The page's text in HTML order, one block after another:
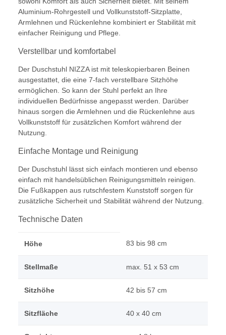
Aluminium-Rohrgestell und Vollkunststoff-Sitzplatte,
Armlehnen und Rückenlehne kombiniert er Stabilität mit
einfacher Reinigung und Pflege.
Verstellbar und komfortabel
Der Duschstuhl NIZZA ist mit teleskopierbaren Beinen
ausgestattet, die eine 7-fach verstellbare Sitzhöhe
ermöglichen. So kann der Stuhl perfekt an Ihre
individuellen Bedürfnisse angepasst werden. Darüber
hinaus sorgen die Armlehnen und die Rückenlehne aus
Vollkunststoff für zusätzlichen Komfort während der
Nutzung.
Einfache Montage und Reinigung
Der Duschstuhl lässt sich einfach montieren und ebenso
einfach mit handelsüblichen Reinigungsmitteln reinigen.
Die Fußkappen aus rutschfestem Kunststoff sorgen für
zusätzliche Sicherheit und Stabilität während der Nutzung.
Technische Daten
Höhe 83 bis 98 cm
Stellmaße max. 51 x 53 cm
Sitzhöhe 42 bis 57 cm
Sitzfläche 40 x 40 cm